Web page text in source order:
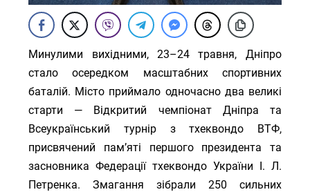
Минулими вихідними, 23–24 травня, Дніпро
стало осередком масштабних спортивних
баталій. Місто приймало одночасно два великі
старти — Відкритий чемпіонат Дніпра та
Всеукраїнський турнір з тхеквондо ВТФ,
присвячений памʼяті першого президента та
засновника Федерації тхеквондо України І. Л.
Петренка. Змагання зібрали 250 сильних